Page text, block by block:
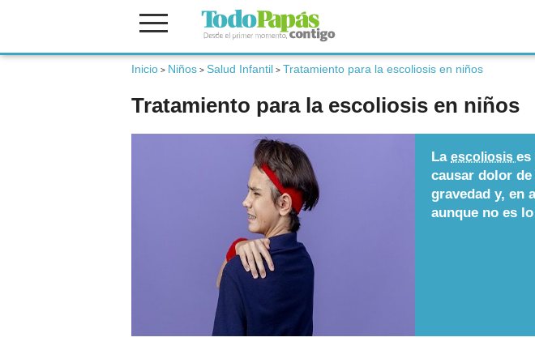
Inicio > Niños > Salud Infantil > Tratamiento para la escoliosis en niños
Tratamiento para la escoliosis en niños
La escoliosis es
causar dolor
gravedad y, en
aunque no es